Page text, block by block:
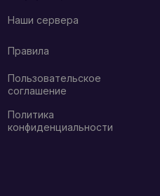
Наши сервера
Правила
Пользовательское
соглашение
Политика
конфиденциальности